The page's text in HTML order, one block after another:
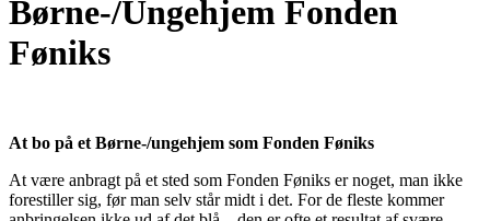
Børne-/Ungehjem Fonden
Føniks
At bo på et Børne-/ungehjem som Fonden Føniks
At være anbragt på et sted som Fonden Føniks er noget, man ikke
forestiller sig, før man selv står midt i det. For de fleste kommer